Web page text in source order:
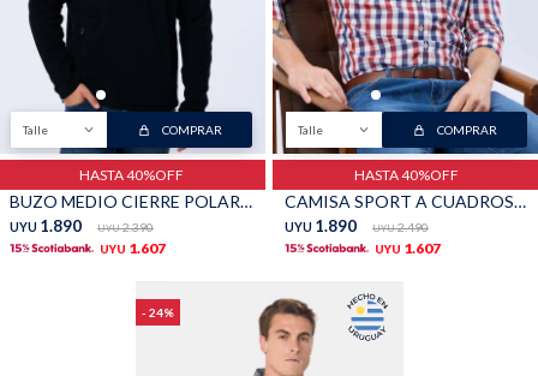
Talle COMPRAR
HASTA 40%OFF
BUZO MEDIO CIERRE POLAR - Negro
UYU 1.890 UYU 2.390
UYU 1.607
Talle COMPRAR
HASTA 40%OFF
CAMISA SPORT A CUADROS - Rojo
UYU 1.890 UYU 2.490
UYU 1.607
24